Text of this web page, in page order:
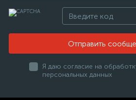
Отправить
Я даю согласие на
персональных данных